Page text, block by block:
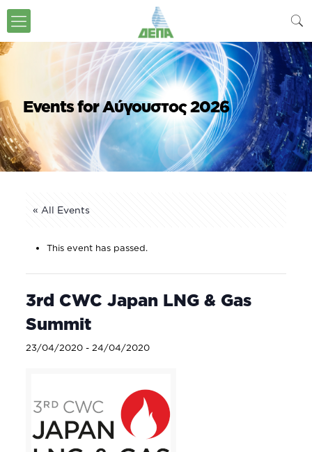
Events for Αύγουστος 2026
« All Events
This event has passed.
3rd CWC Japan LNG & Gas
Summit
23/04/2020- 24/04/2020